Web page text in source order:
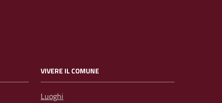
VIVERE IL COMUNE
Luoghi